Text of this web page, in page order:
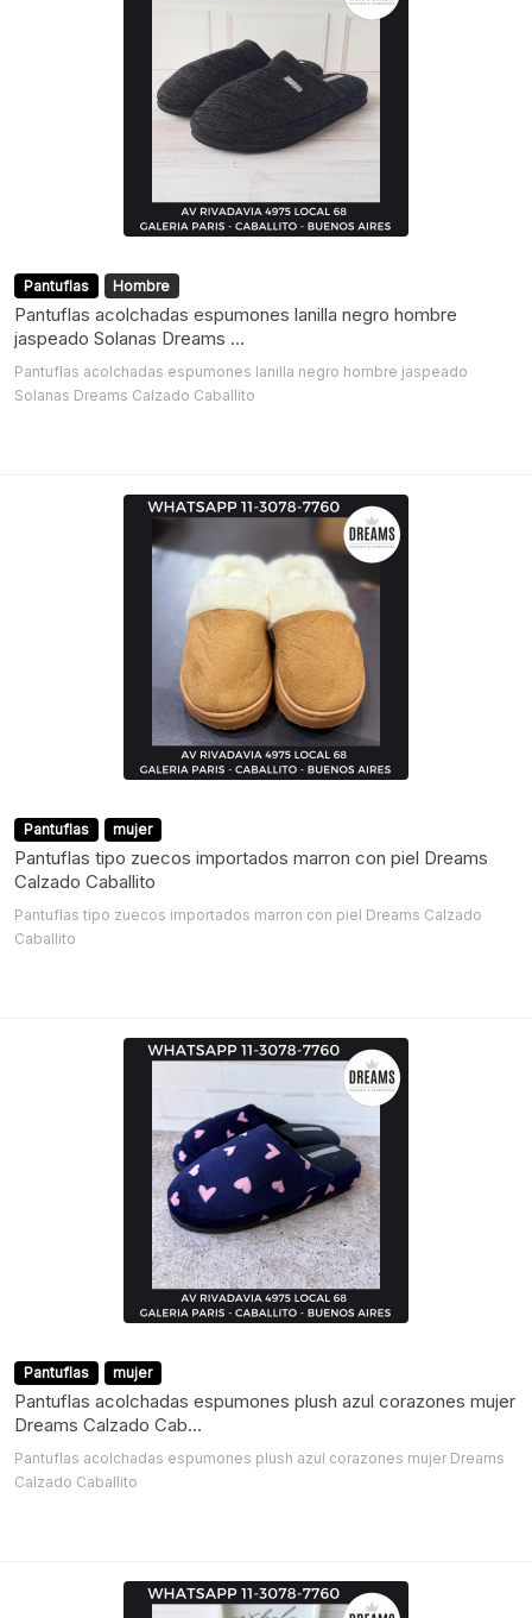
Pantuflas Hombre
Pantuflas acolchadas espumones lanilla negro hombre
jaspeado Solanas Dreams ...
Pantuflas acolchadas espumones lanilla negro hombre jaspeado
Solanas Dreams Calzado Caballito
Pantuflas mujer
Pantuflas tipo zuecos importados marron con piel Dreams
Calzado Caballito
Pantuflas tipo zuecos importados marron con piel Dreams Calzado
Caballito
Pantuflas mujer
Pantuflas acolchadas espumones plush azul corazones mujer
Dreams Calzado Cab...
Pantuflas acolchadas espumones plush azul corazones mujer Dreams
Calzado Caballito